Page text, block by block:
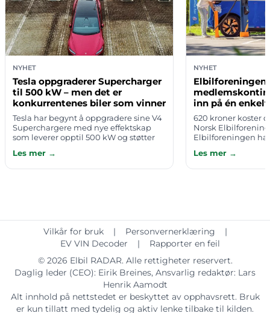
NYHET
Tesla oppgraderer Supercharger
til 500 kW – men det er
konkurrentenes biler som vinner
Tesla har begynt å oppgradere sine V4
Superchargere med nye effektskap
som leverer opptil 500 kW og støtter
første stasjonen som får den nye te…
Les mer →
NYHET
inn på én
620 kroner koster
Norsk
Elbilforeningen
én enkel tur — i
Les mer →
Vilkår for bruk | Personvernerklæring
|
EV VIN Decoder
|
Rapporter en feil
© 2026 Elbil RADAR. Alle rettigheter reservert.
Daglig leder (CEO): Eirik Breines, Ansvarlig redaktør: Lars
Henrik Aamodt
Alt innhold på nettstedet er beskyttet av opphavsrett. Bruk
er kun tillatt med tydelig og aktiv lenke tilbake til kilden.